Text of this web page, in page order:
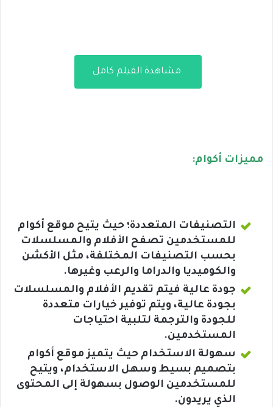
مشاهدة الفيلم كامل
مميزات أكوام:
التصنيفات المتعددة؛ حيث يتيح موقع أكوام
للمستخدمين تصفح الأفلام والمسلسلات
بحسب التصنيفات المختلفة، مثل الأكشن
والكوميديا والدراما والرعب وغيرها.
جودة عالية فيتم تقديم الأفلام والمسلسلات
بجودة عالية، ويتم توفير خيارات متعددة
للجودة والترجمة لتلبية احتياجات
المستخدمين.
سهولة الاستخدام حيث يتميز موقع أكوام
بتصميم بسيط وسهل الاستخدام، ويتيح
للمستخدمين الوصول بسهولة إلى المحتوى
الذي يريدون.